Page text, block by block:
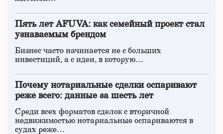
Пять лет AFUVA: как семейный проект стал
узнаваемым брендом
Бизнес часто начинается не с больших
инвестиций, а с идеи, в которую…
Почему нотариальные сделки оспаривают
реже всего: данные за шесть лет
Среди всех форматов сделок с вторичной
недвижимостью нотариальные оспариваются в
судах реже…